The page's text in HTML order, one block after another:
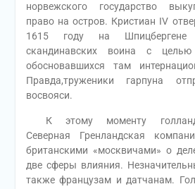
норвежского государство
право на остров. Кристиан IV
1615 году на Шпицбергене
скандинавских воина с
обосновавшихся там
Правда,труженики гарпуна
восвояси.
К этому моменту
Северная Гренландская
британскими «москвичами» о
две сферы влияния.
также французам и датчанам.